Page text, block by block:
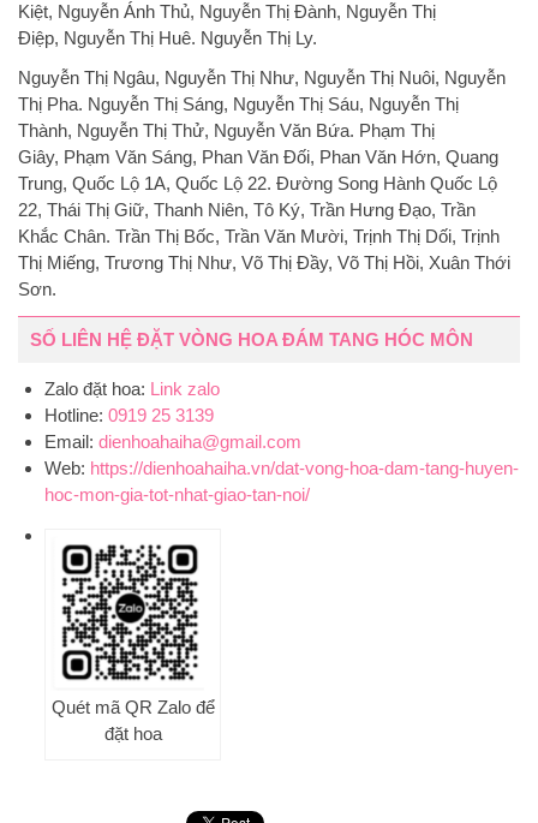
Kiệt, Nguyễn Ánh Thủ, Nguyễn Thị Đành, Nguyễn Thị
Điệp, Nguyễn Thị Huê. Nguyễn Thị Ly.
Nguyễn Thị Ngâu, Nguyễn Thị Như, Nguyễn Thị Nuôi, Nguyễn
Thị Pha. Nguyễn Thị Sáng, Nguyễn Thị Sáu, Nguyễn Thị
Thành, Nguyễn Thị Thử, Nguyễn Văn Bứa. Phạm Thị
Giây, Phạm Văn Sáng, Phan Văn Đối, Phan Văn Hớn, Quang
Trung, Quốc Lộ 1A, Quốc Lộ 22. Đường Song Hành Quốc Lộ
22, Thái Thị Giữ, Thanh Niên, Tô Ký, Trần Hưng Đạo, Trần
Khắc Chân. Trần Thị Bốc, Trần Văn Mười, Trịnh Thị Dối, Trịnh
Thị Miếng, Trương Thị Như, Võ Thị Đầy, Võ Thị Hồi, Xuân Thới
Sơn.
SỐ LIÊN HỆ ĐẶT VÒNG HOA ĐÁM TANG HÓC MÔN
Zalo đặt hoa: Link zalo
Hotline:0919 25 3139
Email:dienhoahaiha@gmail.com
Web: https://dienhoahaiha.vn/dat-vong-hoa-dam-tang-huyen-
hoc-mon-gia-tot-nhat-giao-tan-noi/
Quét mã QR Zalo để
đặt hoa